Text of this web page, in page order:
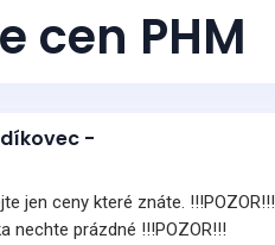
cen PHM
-
jen ceny které znáte. !!!POZOR!!!
nechte prázdné !!!POZOR!!!